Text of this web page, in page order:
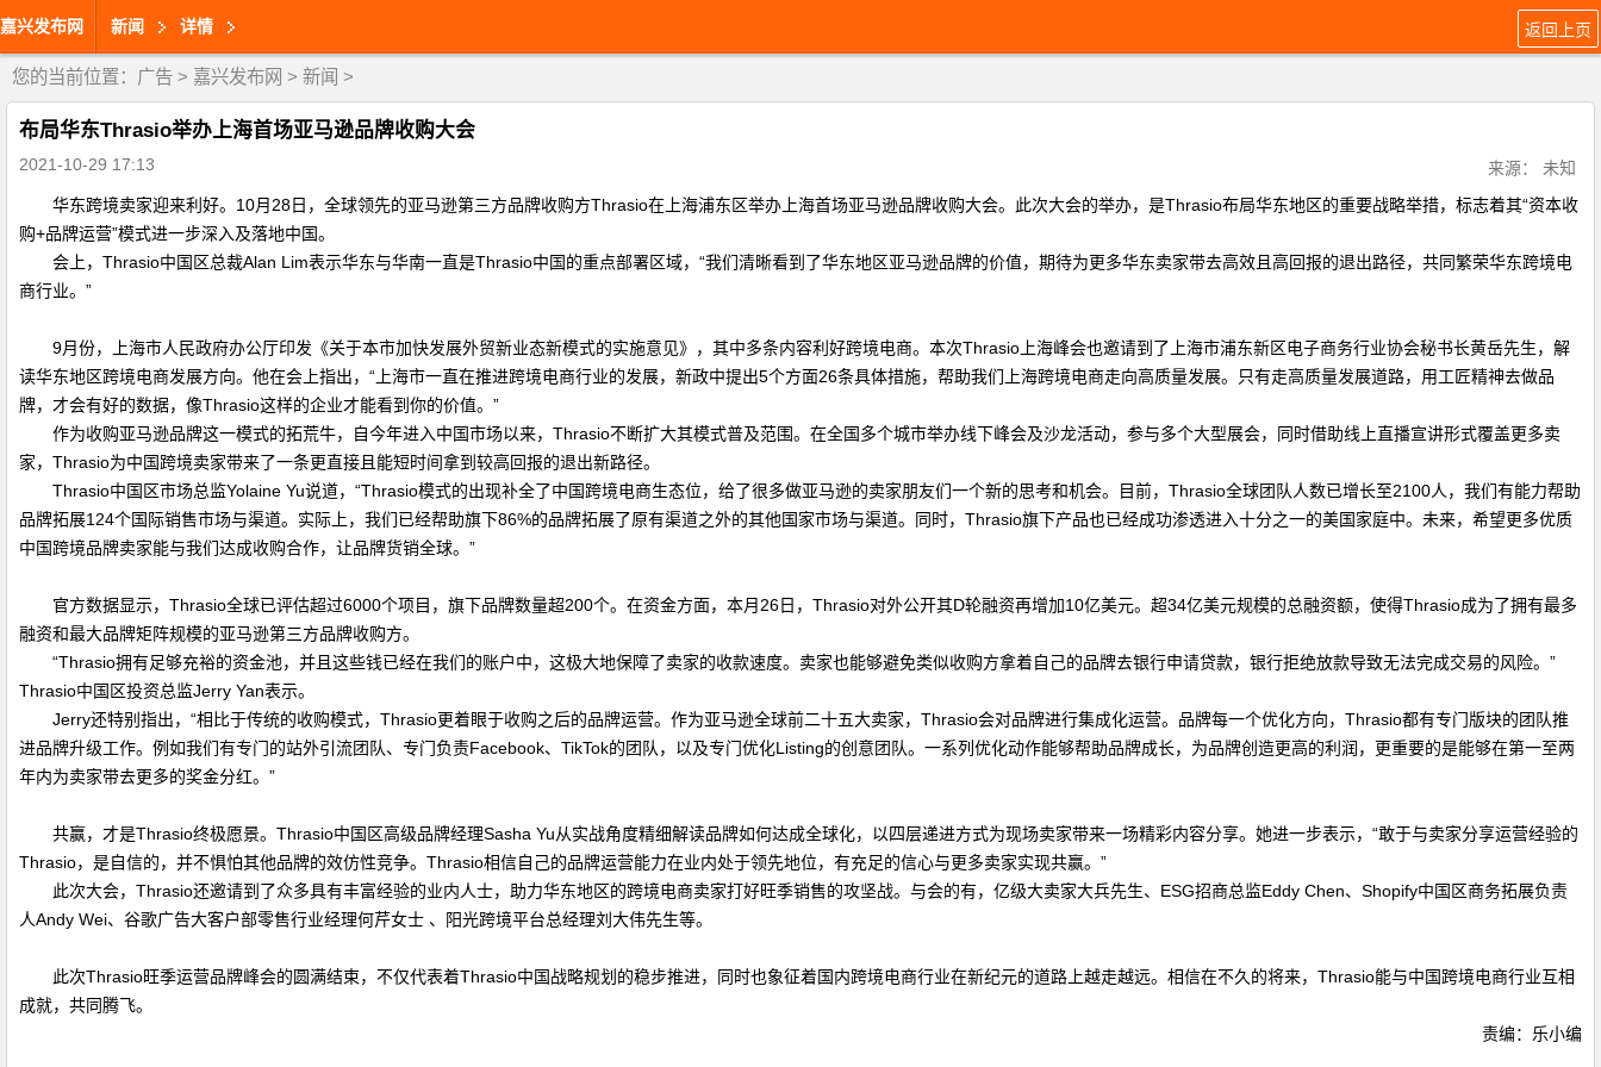
嘉兴发布网 新闻 详情 返回上页
您的当前位置： 广告 > 嘉兴发布网 > 新闻 >
布局华东Thrasio举办上海首场亚马逊品牌收购大会
2021-10-29 17:13
来源： 未知
华东跨境卖家迎来利好。10月28日，全球领先的亚马逊第三方品牌收购方Thrasio在上海浦东区举办上海首场亚马逊品牌收购大会。此次大会的举办，是Thrasio布局华东地区的重要战略举措，标志着其“资本收
购+品牌运营”模式进一步深入及落地中国。
会上，Thrasio中国区总裁Alan Lim表示华东与华南一直是Thrasio中国的重点部署区域，“我们清晰看到了华东地区亚马逊品牌的价值，期待为更多华东卖家带去高效且高回报的退出路径，共同繁荣华东跨境电
商行业。”
9月份，上海市人民政府办公厅印发《关于本市加快发展外贸新业态新模式的实施意见》，其中多条内容利好跨境电商。本次Thrasio上海峰会也邀请到了上海市浦东新区电子商务行业协会秘书长黄岳先生，解
读华东地区跨境电商发展方向。他在会上指出，“上海市一直在推进跨境电商行业的发展，新政中提出5个方面26条具体措施，帮助我们上海跨境电商走向高质量发展。只有走高质量发展道路，用工匠精神去做品
牌，才会有好的数据，像Thrasio这样的企业才能看到你的价值。”
作为收购亚马逊品牌这一模式的拓荒牛，自今年进入中国市场以来，Thrasio不断扩大其模式普及范围。在全国多个城市举办线下峰会及沙龙活动，参与多个大型展会，同时借助线上直播宣讲形式覆盖更多卖
家，Thrasio为中国跨境卖家带来了一条更直接且能短时间拿到较高回报的退出新路径。
Thrasio中国区市场总监Yolaine Yu说道，“Thrasio模式的出现补全了中国跨境电商生态位，给了很多做亚马逊的卖家朋友们一个新的思考和机会。目前，Thrasio全球团队人数已增长至2100人，我们有能力帮助
品牌拓展124个国际销售市场与渠道。实际上，我们已经帮助旗下86%的品牌拓展了原有渠道之外的其他国家市场与渠道。同时，Thrasio旗下产品也已经成功渗透进入十分之一的美国家庭中。未来，希望更多优质
中国跨境品牌卖家能与我们达成收购合作，让品牌货销全球。”
官方数据显示，Thrasio全球已评估超过6000个项目，旗下品牌数量超200个。在资金方面，本月26日，Thrasio对外公开其D轮融资再增加10亿美元。超34亿美元规模的总融资额，使得Thrasio成为了拥有最多
融资和最大品牌矩阵规模的亚马逊第三方品牌收购方。
“Thrasio拥有足够充裕的资金池，并且这些钱已经在我们的账户中，这极大地保障了卖家的收款速度。卖家也能够避免类似收购方拿着自己的品牌去银行申请贷款，银行拒绝放款导致无法完成交易的风险。”
Thrasio中国区投资总监Jerry Yan表示。
Jerry还特别指出，“相比于传统的收购模式，Thrasio更着眼于收购之后的品牌运营。作为亚马逊全球前二十五大卖家，Thrasio会对品牌进行集成化运营。品牌每一个优化方向，Thrasio都有专门版块的团队推
进品牌升级工作。例如我们有专门的站外引流团队、专门负责Facebook、TikTok的团队，以及专门优化Listing的创意团队。一系列优化动作能够帮助品牌成长，为品牌创造更高的利润，更重要的是能够在第一至两
年内为卖家带去更多的奖金分红。”
共赢，才是Thrasio终极愿景。Thrasio中国区高级品牌经理Sasha Yu从实战角度精细解读品牌如何达成全球化，以四层递进方式为现场卖家带来一场精彩内容分享。她进一步表示，“敢于与卖家分享运营经验的
Thrasio，是自信的，并不惧怕其他品牌的效仿性竞争。Thrasio相信自己的品牌运营能力在业内处于领先地位，有充足的信心与更多卖家实现共赢。”
此次大会，Thrasio还邀请到了众多具有丰富经验的业内人士，助力华东地区的跨境电商卖家打好旺季销售的攻坚战。与会的有，亿级大卖家大兵先生、ESG招商总监Eddy Chen、Shopify中国区商务拓展负责
人Andy Wei、谷歌广告大客户部零售行业经理何芹女士 、阳光跨境平台总经理刘大伟先生等。
此次Thrasio旺季运营品牌峰会的圆满结束，不仅代表着Thrasio中国战略规划的稳步推进，同时也象征着国内跨境电商行业在新纪元的道路上越走越远。相信在不久的将来，Thrasio能与中国跨境电商行业互相
成就，共同腾飞。
责编：乐小编